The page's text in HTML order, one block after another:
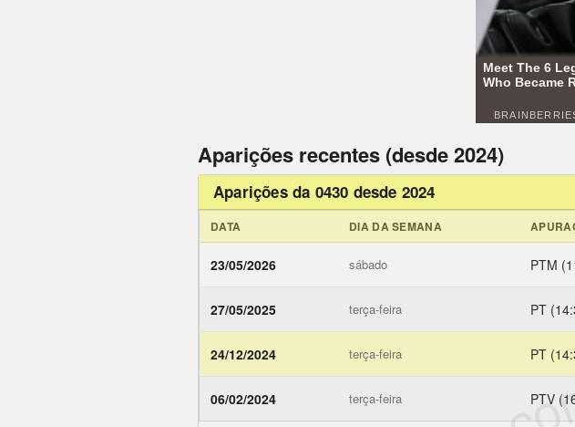
Aparições recentes (desde 2024)
Aparições da 0430 desde 2024
DATA DIA DA SEMANA
23/05/2026 sábado PTM
27/05/2025 terça-feira PT
24/12/2024 terça-feira PT
06/02/2024 terça-feira PTV